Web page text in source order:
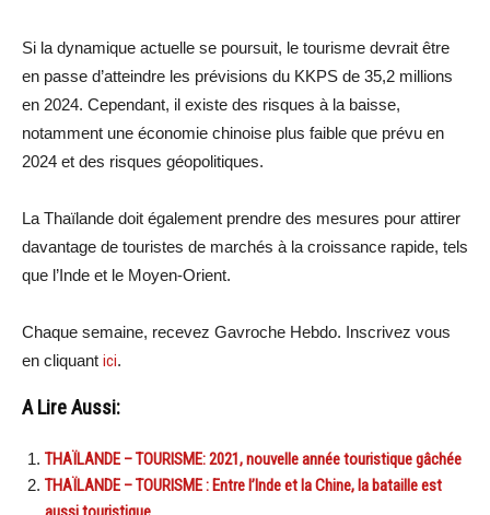
Si la dynamique actuelle se poursuit, le tourisme devrait être
en passe d’atteindre les prévisions du KKPS de 35,2 millions
en 2024. Cependant, il existe des risques à la baisse,
notamment une économie chinoise plus faible que prévu en
2024 et des risques géopolitiques.
La Thaïlande doit également prendre des mesures pour attirer
davantage de touristes de marchés à la croissance rapide, tels
que l’Inde et le Moyen-Orient.
Chaque semaine, recevez Gavroche Hebdo. Inscrivez vous
en cliquant ici.
A Lire Aussi:
THAÏLANDE – TOURISME: 2021, nouvelle année touristique gâchée
THAÏLANDE – TOURISME : Entre l’Inde et la Chine, la bataille est